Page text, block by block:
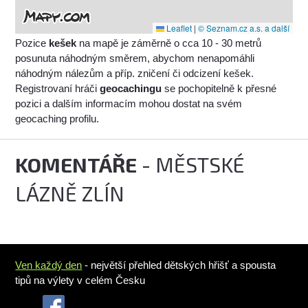
Leaflet | © Seznam.cz a.s. a další
Pozice kešek na mapě je záměrně o cca 10 - 30 metrů
posunuta náhodným směrem, abychom nenapomáhli
náhodným nálezům a příp. zničení či odcizení kešek.
Registrovaní hráčigeocachingu se pochopitelně k přesné
pozici a dalším informacím mohou dostat na svém
geocaching profilu.
KOMENTÁŘE - MĚSTSKÉ
LÁZNĚ ZLÍN
Ven každý den - největší přehled dětských hřišť a spousta
tipů na výlety v celém Česku